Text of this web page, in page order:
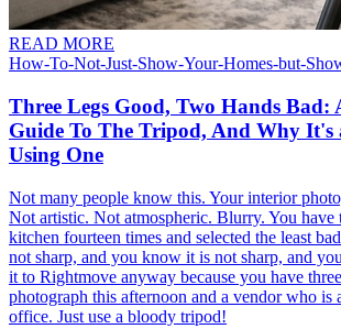
READ MORE
How-To-Not-Just-Show-Your-Homes-but-Show-Them-Off​​​​‌
Three Legs Good, Two Hands Bad:
Guide To The Tripod, And Why It's
Using One​​​​‌ ‍ ​‍​‍‌‍ ‌ ​‍‌‍‍‌‌‍‌ ‌‍‍‌‌‍ ‍​‍​‍​ ‍‍​‍​‍‌ ​ ‌‍​‌‌‍ ‍‌‍‍‌‌ ‌​‌ ‍‌​‍ ‍‌‍‍‌‌‍ ​‍​‍​‍ ​​‍​‍‌‍‍​‌ ​‍‌‍‌‌‌‍‌‍​‍​‍​ ‍‍​‍​‍​‍ ‌‍​‌‌‍‌​‌‍ ‌‌‍‍‌‌‍ ‍​‍ ‌‍‍‌‌‍ ‍‌ ‌​‌‍‌‌‌‍ ‍‌ ‌​​‍ ‌‍‌‌‌‍‌​‌‍‍‌‌ ‌​​‍ ‌‍ ‌‌‍ ‌‍‌​‌‍‌‌​ ‌‌ ​​‌ ​‍‌‍‌‌‌ ​ ‌‍‌‌‌‍ ‍‌ ‌​‌‍​‌‌ ‌​‌‍‍‌‌‍ ‌‍ ‍​ ‍ ‌‍‍‌‌‍‌​​ ‌​ ‍‌‌‍​ ‌‍‌‍‌‍‌​​ ‍​‌‍‌‍​ ‍‌​ ​‌​‍ ‌‌‍​‍​ ‌​‌‍​‍​ ​‌​‍ ‌​ ‌​​ ​​​ ‌ ​ ​ ​‍ ‌‌‍​‌​ ​​‌‍‌​​ ​​​‍ ‌​ ‍‌​ ‌‌‌‍​‍​ ‍‌​ ‍​‌‍‌‍‌‍‌‌​ ‍​​ ‌ ‌‍‌‍‌‍‌‌​ ​ ​ ‍ ‌ ‌​‌ ‍‌‌ ​​‌‍‌‌​ ‌‌ ​​‌‍ ‌ ​ ‌ ‌​​ ‍ ‌ ​​‌‍​‌‌ ‌​‌‍‍​​ ‌‌ ‌​‌‍‍‌‌ ‌​‌‍ ​‌‍‌‌​ ‌‍​‍‌‍​‌‌ ​ ‌‍‌‌‌‌‌‌‌ ​‍‌‍ ​​ ‌​‍‌‌​ ​‍‌​‌‍‌‍​‌‌‍‌​‌‍ ‌‌‍‍‌‌‍ ‍​‍‌‍‌‍‍‌‌‍‌​​ ‌​ ‍‌‌‍​ ‌‍‌‍‌‍‌​​ ‍​‌‍‌‍​ ‍‌​ ​‌​‍ ‌‌‍​‍​ ‌​‌‍​‍​ ​‌​‍ ‌​ ‌​​ ​​​ ‌ ​ ​ ​‍ ‌‌‍​‌​ ​​‌‍‌​​ ​​​‍ ‌​ ‍‌​ ‌‌‌‍​‍​ ‍‌​ ‍​‌‍‌‍‌‍‌‌​ ‍​​ ‌ ‌‍‌‍‌‍‌‌​ ​ ​‍‌‍‌ ‌​‌ ‍‌‌ ​​‌‍‌‌​ ‌‌ ​​‌‍ ‌ ​ ‌ ‌​​‍‌‍‌ ​​‌‍​‌‌ ‌​‌‍‍​​ ‌‌ ‌​‌‍‍‌‌ ‌​‌‍ ​‌‍‌‌​‍‌‍‌ ​​‌‍‌‌‌ ​‍‌ ​ ‌ ​​‌‍‌‌‌‍​ ‌ ‌​‌‍‍‌‌ ‌‍‌‍‌‌​ ‌‌ ​​‌ ‌‌‌‍​‍‌‍ ​‌‍‍‌‌ ​ ‌‍‍​‌‍‌‌‌‍‌​​‍​‍‌ ‌
Not many people know this. Your interior
Not artistic. Not atmospheric. Blurry. You have
kitchen fourteen times and selected the least
not sharp, and you know it is not sharp, and
it to Rightmove anyway because you have
photograph this afternoon and a vendor who is
office. Just use a bloody tripod!​​​​‌ ‍ ​‍​‍‌‍ ‌ ​‍‌‍‍‌‌‍‌ ‌‍‍‌‌‍ ‍​‍​‍​ ‍‍​‍​‍‌ ​ ‌‍​‌‌‍ ‍‌‍‍‌‌ ‌​‌ ‍‌​‍ ‍‌‍‍‌‌‍ ​‍​‍​‍ ​​‍​‍‌‍‍​‌ ​‍‌‍‌‌‌‍‌‍​‍​‍​ ‍‍​‍​‍​‍ ‌‍​‌‌‍‌​‌‍ ‌‌‍‍‌‌‍ ‍​‍ ‌‍‍‌‌‍ ‍‌ ‌​‌‍‌‌‌‍ ‍‌ ‌​​‍ ‌‍‌‌‌‍‌​‌‍‍‌‌ ‌​​‍ ‌‍ ‌‌‍ ‌‍‌​‌‍‌‌​ ‌‌ ​​‌ ​‍‌‍‌‌‌ ​ ‌‍‌‌‌‍ ‍‌ ‌​‌‍​‌‌ ‌​‌‍‍‌‌‍ ‌‍ ‍​ ‍ ‌‍‍‌‌‍‌​​ ‌​ ‍‌‌‍​ ‌‍‌‍‌‍‌​​ ‍​‌‍‌‍​ ‍‌​ ​‌​‍ ‌‌‍​‍​ ‌​‌‍​‍​ ​‌​‍ ‌​ ‌​​ ​​​ ‌ ​ ​ ​‍ ‌‌‍​‌​ ​​‌‍‌​​ ​​​‍ ‌​ ‍‌​ ‌‌‌‍​‍​ ‍‌​ ‍​‌‍‌‍‌‍‌‌​ ‍​​ ‌ ‌‍‌‍‌‍‌‌​ ​ ​ ‍ ‌ ‌​‌ ‍‌‌ ​​‌‍‌‌​ ‌‌ ​​‌‍ ‌ ​ ‌ ‌​​ ‍ ‌ ​​‌‍​‌‌ ‌​‌‍‍​​ ‌‌‍‌‌‌ ‍​‌‍​ ‌‍‌‌‌ ​‍‌ ​​‌ ‌​​‍‌‌​ ‌‌‌​​‍‌‌ ‌‍‍ ‌‍‌‌‌ ‍‌​‍‌‌​ ​ ‌​‌​​‍‌‌​ ​ ‌​‌​​‍‌‌​ ​‍​ ​‍​ ‍‌‌‍‌‍​ ‌‍​ ‍​​ ‌​‌‍‌‌‌‍​‍​ ​‌​ ‌​​ ​‌​ ​‌​ ​‌​‍‌‌​ ​‍​ ​‍​‍‌‌​ ‌‌‌​‌​​‍ ‍‌‍​ ‌‍‍​‌‍‍‌‌‍ ​‌‍‌​‌ ​‍‌‍‌‌‌‍ ‍​‍‌‌​ ‌‌‌​​‍‌‌ ‌‍‍ ‌‍‌‌‌ ‍‌​‍‌‌​ ​ ‌​‌​​‍‌‌​ ​ ‌​‌​​‍‌‌​ ​‍​ ​‍​ ‌‍​ ‍​​ ‌ ‌‍​ ‌‍​‌​ ‍​‌‍​‌‌‍​‍​ ‍‌‌‍​‌‌‍‌‌​ ‌‌​‍‌‌​ ​‍​ ​‍​‍‌‌​ ‌‌‌​‌​​‍ ‍‌ ‌​‌‍‌‌‌ ‍​‌ ‌​​ ‌‍​‍‌‍​‌‌ ​ ‌‍‌‌‌‌‌‌‌ ​‍‌‍ ​​ ‌​‍‌‌​ ​‍‌​‌‍‌‍​‌‌‍‌​‌‍ ‌‌‍‍‌‌‍ ‍​‍‌‍‌‍‍‌‌‍‌​​ ‌​ ‍‌‌‍​ ‌‍‌‍‌‍‌​​ ‍​‌‍‌‍​ ‍‌​ ​‌​‍ ‌‌‍​‍​ ‌​‌‍​‍​ ​‌​‍ ‌​ ‌​​ ​​​ ‌ ​ ​ ​‍ ‌‌‍​‌​ ​​‌‍‌​​ ​​​‍ ‌​ ‍‌​ ‌‌‌‍​‍​ ‍‌​ ‍​‌‍‌‍‌‍‌‌​ ‍​​ ‌ ‌‍‌‍‌‍‌‌​ ​ ​‍‌‍‌ ‌​‌ ‍‌‌ ​​‌‍‌‌​ ‌‌ ​​‌‍ ‌ ​ ‌ ‌​​‍‌‍‌ ​​‌‍​‌‌ ‌​‌‍‍​​ ‌‌‍‌‌‌ ‍​‌‍​ ‌‍‌‌‌ ​‍‌ ​​‌ ‌​​‍‌‌​ ‌‌‌​​‍‌‌ ‌‍‍ ‌‍‌‌‌ ‍‌​‍‌‌​ ​ ‌​‌​​‍‌‌​ ​ ‌​‌​​‍‌‌​ ​‍​ ​‍​ ‍‌‌‍‌‍​ ‌‍​ ‍​​ ‌​‌‍‌‌‌‍​‍​ ​‌​ ‌​​ ​‌​ ​‌​ ​‌​‍‌‌​ ​‍​ ​‍​‍‌‌​ ‌‌‌​‌​​‍ ‍‌‍​ ‌‍‍​‌‍‍‌‌‍ ​‌‍‌​‌ ​‍‌‍‌‌‌‍ ‍​‍‌‌​ ‌‌‌​​‍‌‌ ‌‍‍ ‌‍‌‌‌ ‍‌​‍‌‌​ ​ ‌​‌​​‍‌‌​ ​ ‌​‌​​‍‌‌​ ​‍​ ​‍​ ‌‍​ ‍​​ ‌ ‌‍​ ‌‍​‌​ ‍​‌‍​‌‌‍​‍​ ‍‌‌‍​‌‌‍‌‌​ ‌‌​‍‌‌​ ​‍​ ​‍​‍‌‌​ ‌‌‌​‌​​‍ ‍‌ ‌​‌‍‌‌‌ ‍​‌ ‌​​‍‌‍‌ ​​‌‍‌‌‌ ​‍‌ ​ ‌ ​​‌‍‌‌‌‍​ ‌ ‌​‌‍‍‌‌ ‌‍‌‍‌‌​ ‌‌ ​​‌ ‌‌‌‍​‍‌‍ ​‌‍‍‌‌ ​ ‌‍‍​‌‍‌‌‌‍‌​​‍​‍‌ ‌